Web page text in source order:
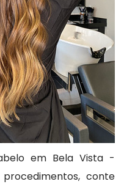
em Bela Vista -
conte